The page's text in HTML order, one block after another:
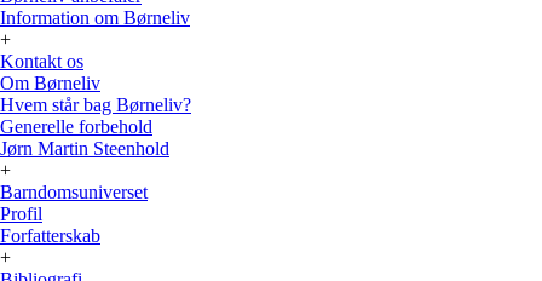
Information om Børneliv
+
Kontakt os
Om Børneliv
Hvem står bag Børneliv?
Generelle forbehold
Jørn Martin Steenhold
+
Barndomsuniverset
Profil
Forfatterskab
+